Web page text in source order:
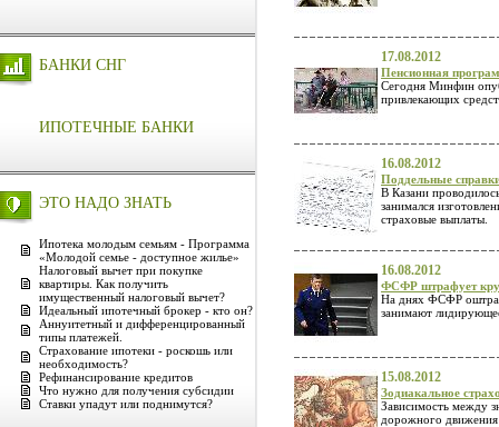
БАНКИ СНГ
ИПОТЕЧНЫЕ БАНКИ
ЭТО НАДО ЗНАТЬ
Ипотека молодым семьям - Программа
«Молодой семье - доступное жилье»
Налоговый вычет при покупке
квартиры. Как получить
имущественный налоговый вычет?
Идеальный ипотечный брокер - кто он?
Аннуитетный и дифференцированный
типы платежей.
Страхование ипотеки - роскошь или
необходимость?
Рефинансирование кредитов
Что нужно для получения субсидии
Ставки упадут или поднимутся?
17.08.2012
Пенсионная
Сегодня Минфин
привлекающих
16.08.2012
Поддельные
В Казани
занимался
страховые выплаты.
16.08.2012
ФСФР штрафует
На днях ФСФР
занимают
15.08.2012
Зодиакальное
Зависимость между
дорожного движения